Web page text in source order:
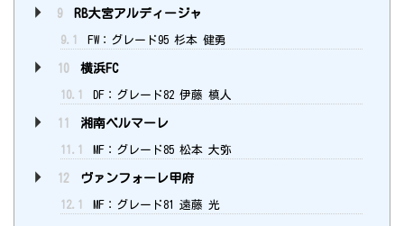
9 RB大宮アルディージャ
9.1 FW：グレード95 杉本 健勇
10 横浜FC
10.1 DF：グレード82 伊藤 槙人
11 湘南ベルマーレ
11.1 MF：グレード85 松本 大弥
12 ヴァンフォーレ甲府
12.1 MF：グレード81 遠藤 光